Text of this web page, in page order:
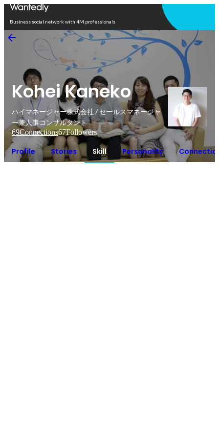
Business social network with 4M professionals
Kohei Kaneko
ハイマネージャー株式会社 / セールスマネージャ
ー兼人事コンサルタント
69Connections67Followers
Profile Stories Skill Personality